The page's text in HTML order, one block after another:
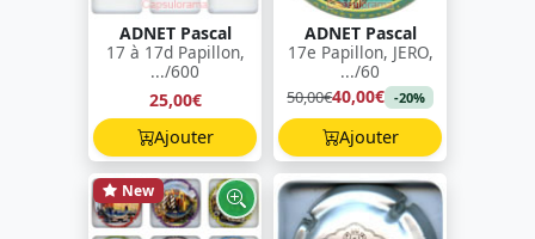
ADNET Pascal
17 à 17d Papillon,
.../600
25,00€
Ajouter
ADNET Pascal
17e Papillon, JERO,
.../60
50,00€40,00€ -20%
Ajouter
New